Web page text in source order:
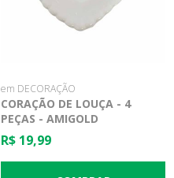
em DECORAÇÃO
CORAÇÃO DE LOUÇA - 4
PEÇAS - AMIGOLD
R$ 19,99